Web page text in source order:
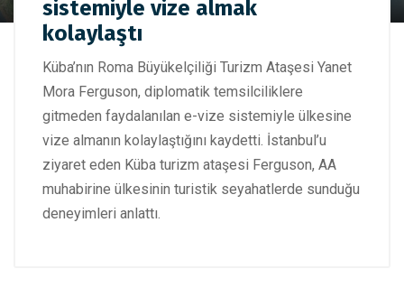
vize sistemiyle vize almak kolaylaştı
sistemiyle vize almak
kolaylaştı
Küba’nın Roma Büyükelçiliği Turizm Ataşesi Yanet
Mora Ferguson, diplomatik temsilciliklere
gitmeden faydalanılan e-vize sistemiyle ülkesine
vize almanın kolaylaştığını kaydetti. İstanbul’u
ziyaret eden Küba turizm ataşesi Ferguson, AA
muhabirine ülkesinin turistik seyahatlerde sunduğu
deneyimleri anlattı.